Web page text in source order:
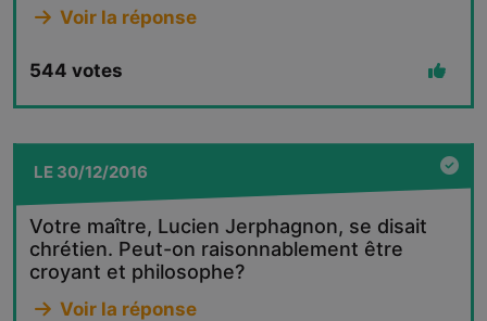
Voir la réponse
544 votes
LE 30/12/2016
Votre maître, Lucien Jerphagnon, se disait
chrétien. Peut-on raisonnablement être
croyant et philosophe?
Voir la réponse